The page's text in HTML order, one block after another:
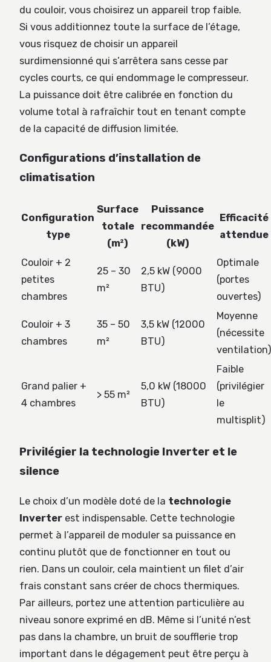
du couloir, vous choisirez un appareil trop faible.
Si vous additionnez toute la surface de l’étage,
vous risquez de choisir un appareil
surdimensionné qui s’arrêtera sans cesse par
cycles courts, ce qui endommage le compresseur.
La puissance doit être calibrée en fonction du
volume total à rafraîchir tout en tenant compte
de la capacité de diffusion limitée.
Configurations d’installation de
climatisation
Configuration
type
Surface
totale
(m²)
Puissance
recommandée
(kW)
Efficacité
attendue
Couloir + 2
petites
chambres
25 – 30
m²
2,5 kW (9000
BTU)
Optimale
(portes
ouvertes)
Couloir + 3
chambres
35 – 50
m²
3,5 kW (12000
BTU)
Moyenne
(nécessite
ventilation)
Grand palier +
4 chambres
> 55 m²
5,0 kW (18000
BTU)
Faible
(privilégier
le
multisplit)
Privilégier la technologie Inverter et le
silence
Le choix d’un modèle doté de la technologie
Inverter est indispensable. Cette technologie
permet à l’appareil de moduler sa puissance en
continu plutôt que de fonctionner en tout ou
rien. Dans un couloir, cela maintient un filet d’air
frais constant sans créer de chocs thermiques.
Par ailleurs, portez une attention particulière au
niveau sonore exprimé en dB. Même si l’unité n’est
pas dans la chambre, un bruit de soufflerie trop
important dans le dégagement peut être perçu à